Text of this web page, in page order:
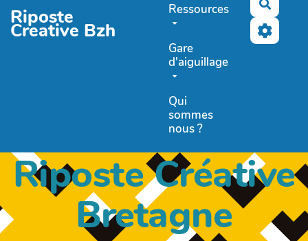
Riposte
Creative Bzh
Ressources
Gare
d'aiguillage
Qui
sommes
nous ?
Riposte Créative
Bretagne